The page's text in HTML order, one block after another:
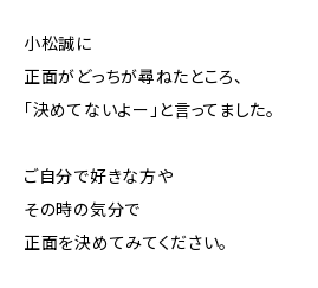
小松誠に
正面がどっちが尋ねたところ、
「決めてないよー」と言ってました。
ご自分で好きな方や
その時の気分で
正面を決めてみてください。